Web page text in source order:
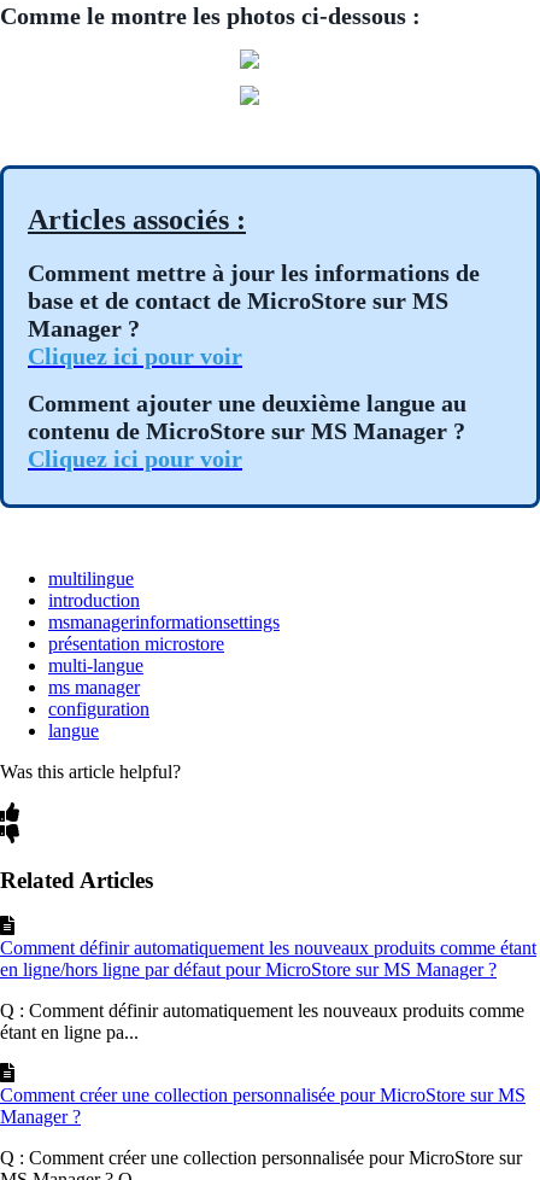
Comme le montre les photos ci-dessous :
Articles associés :
Comment mettre à jour les informations de
base et de contact de MicroStore sur MS
Manager ?
Cliquez ici pour voir
Comment ajouter une deuxième langue au
contenu de MicroStore sur MS Manager ?
Cliquez ici pour voir
multilingue
introduction
msmanagerinformationsettings
présentation microstore
multi-langue
ms manager
configuration
langue
Was this article helpful?
Related Articles
Comment définir automatiquement les nouveaux produits comme étant
en ligne/hors ligne par défaut pour MicroStore sur MS Manager ?
Q : Comment définir automatiquement les nouveaux produits comme
étant en ligne pa...
Comment créer une collection personnalisée pour MicroStore sur MS
Manager ?
Q : Comment créer une collection personnalisée pour MicroStore sur